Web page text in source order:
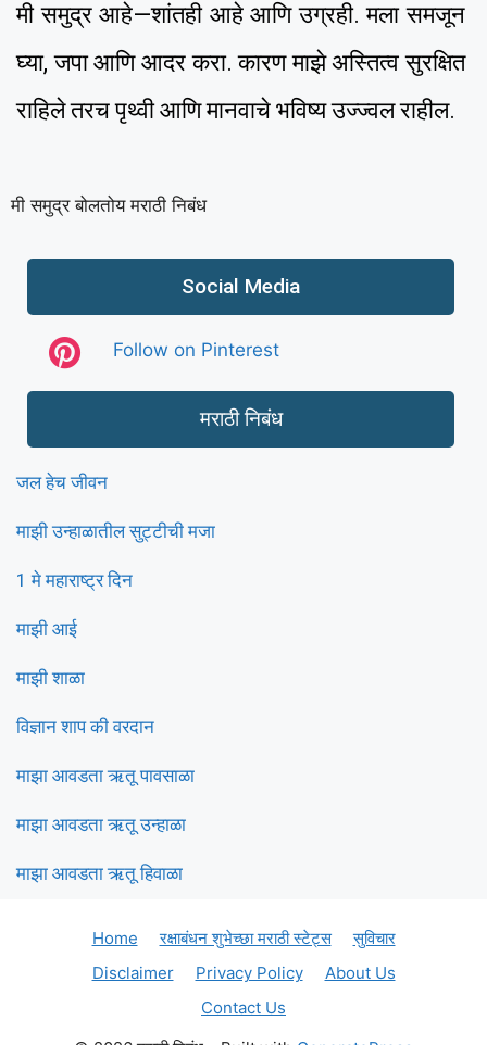
मी समुद्र आहे—शांतही आहे आणि उग्रही. मला समजून
घ्या, जपा आणि आदर करा. कारण माझे अस्तित्व सुरक्षित
राहिले तरच पृथ्वी आणि मानवाचे भविष्य उज्ज्वल राहील.
मी समुद्र बोलतोय मराठी निबंध
Social Media
Follow on Pinterest
मराठी निबंध
जल हेच जीवन
माझी उन्हाळातील सुट्टीची मजा
1 मे महाराष्ट्र दिन
माझी आई
माझी शाळा
विज्ञान शाप की वरदान
माझा आवडता ऋतू पावसाळा
माझा आवडता ऋतू उन्हाळा
माझा आवडता ऋतू हिवाळा
Home रक्षाबंधन शुभेच्छा मराठी स्टेट्स
सुविचार
Disclaimer
Privacy Policy
About Us
Contact Us